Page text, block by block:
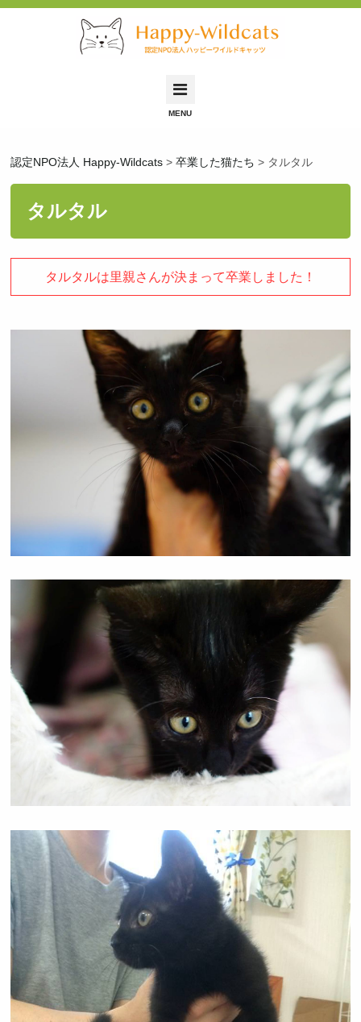
里親希望の方へ
保護依頼について
保護猫ふれあい会
お問い合わせ
認定NPO法人 Happy-Wildcats >卒業した猫たち > タルタル
タルタル
タルタルは里親さんが決まって卒業しました！